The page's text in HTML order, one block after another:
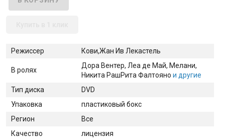
Режиссер Кови,Жан Ив Лекастель
В ролях
Дора Вентер, Леа де Май, Мелани,
Никита РашРита Фалтояно и другие
Тип диска
DVD
Упаковка
пластиковый бокс
Регион
Все
Качество
лицензия